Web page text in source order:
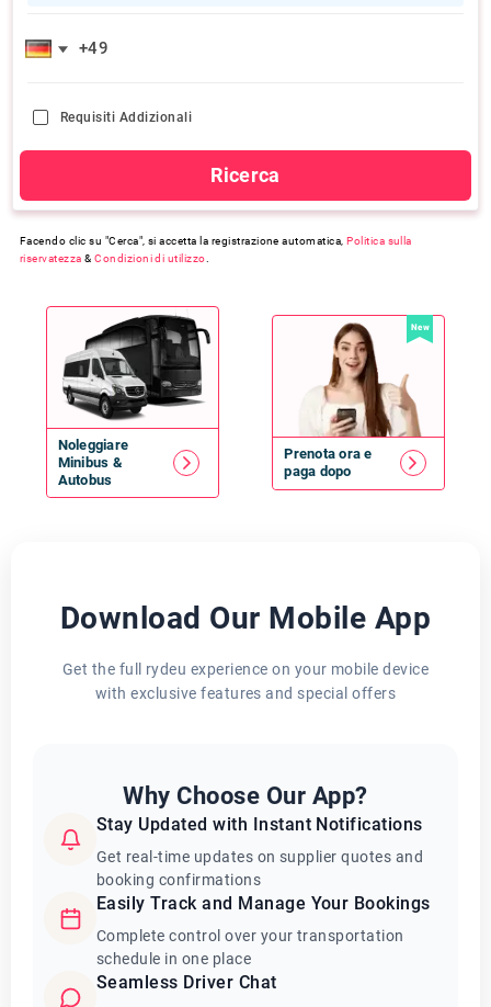
Requisiti Addizionali
Ricerca
Facendo clic su "Cerca", si accetta la registrazione automatica, Politica sulla
riservatezza &Condizioni di utilizzo
Noleggiare
Minibus &
Autobus
New
Prenota ora e
paga dopo
Download Our Mobile App
Get the full rydeu experience on your mobile device
with exclusive features and special offers
Why Choose Our App?
Stay Updated with Instant Notifications
Get real-time updates on supplier quotes and
booking confirmations
Easily Track and Manage Your Bookings
Complete control over your transportation
schedule in one place
Seamless Driver Chat